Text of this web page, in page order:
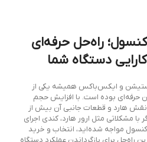
راه‌حل حرفه‌ای
دستگاه شما
و ایکس‌باکس همیشه یکی از
حرفه‌ای بوده است. با افزایش حجم
نقش هارد و قطعات جانبی آن بیش از
مشکلاتی مثل ارور هارد، کندی اجرای
کنسول مواجه شده‌اید، انتخاب و خرید
راه‌حل برای بازگرداندن عملکرد دستگاه